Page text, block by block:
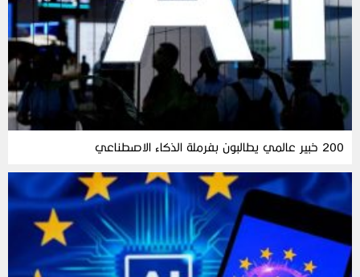
200 خبير عالمي يطالبون بفرملة الذكاء الاصطناعي